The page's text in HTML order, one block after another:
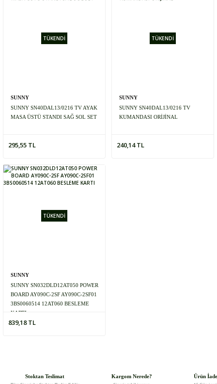
TÜKENDİ
SUNNY
SUNNY SN40DAL13/0216 TV AYAK
MASA ÜSTÜ STANDI SAĞ SOL SET
295,55 TL
TÜKENDİ
SUNNY
SUNNY SN40DAL13/0216 TV
KUMANDASI ORİJİNAL
240,14 TL
TÜKENDİ
SUNNY
SUNNY SN032DLD12AT050 POWER
BOARD AY090C-2SF AY090C-2SF01
3BS0060514 12AT060 BESLEME
KARTI
839,18 TL
Stoktan Teslimat Kargom Nerede? Ürün